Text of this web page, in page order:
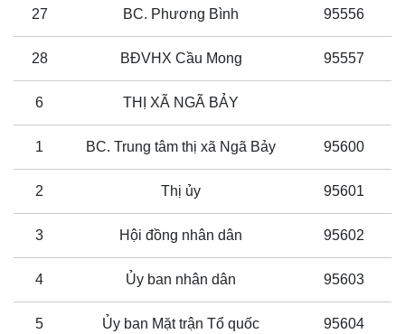
27 BC. Phương Bình 95556
28 BĐVHX Cầu Mong 95557
6 THỊ XÃ NGÃ BẢY
1 BC. Trung tâm thị xã Ngã Bảy 95600
2 Thị ủy 95601
3 Hội đồng nhân dân 95602
4 Ủy ban nhân dân 95603
5 Ủy ban Mặt trận Tổ quốc 95604